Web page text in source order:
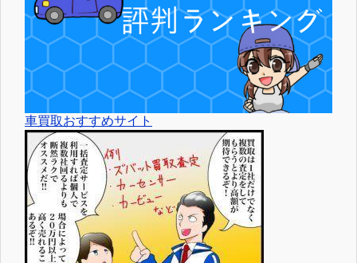
車買取おすすめサイト